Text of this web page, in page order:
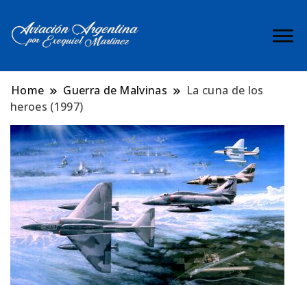
| Aviacion
Arte aeronáutico argentino
piloto, artista y cronista de la
Aérea Argentina y la Guerra de
Malvinas
Home Guerra de Malvinas
La cuna de los
heroes (1997)